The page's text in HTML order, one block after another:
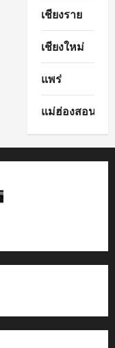
เชียงราย
เชียงใหม่
แพร่
แม่ฮ่องสอน